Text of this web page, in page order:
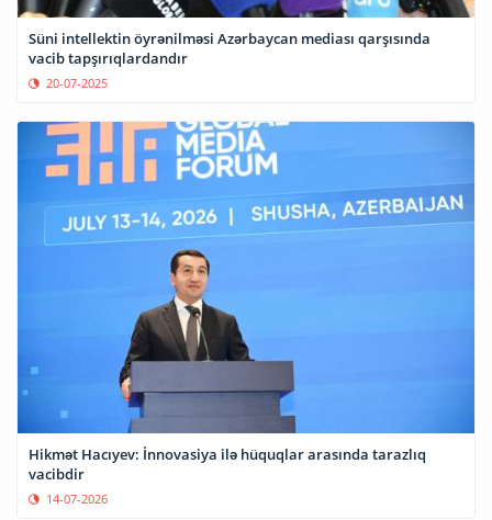
Süni intellektin öyrənilməsi Azərbaycan mediası qarşısında
vacib tapşırıqlardandır
20-07-2025
Hikmət Hacıyev: İnnovasiya ilə hüquqlar arasında tarazlıq
vacibdir
14-07-2026